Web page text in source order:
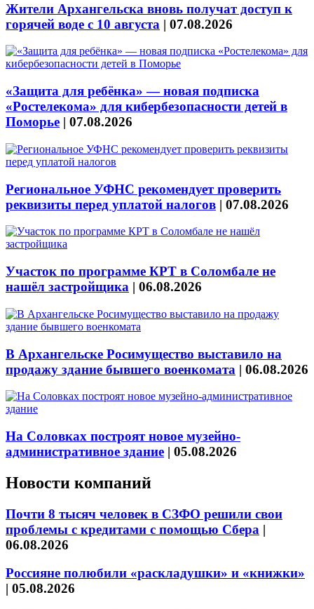
Жители Архангельска вновь получат доступ к
горячей воде с 10 августа | 07.08.2026
«Защита для ребёнка» — новая подписка
«Ростелекома» для кибербезопасности детей в
Поморье | 07.08.2026
Региональное УФНС рекомендует проверить
реквизиты перед уплатой налогов | 07.08.2026
Участок по программе КРТ в Соломбале не
нашёл застройщика | 06.08.2026
В Архангельске Росимущество выставило на
продажу здание бывшего военкомата | 06.08.2026
На Соловках построят новое музейно-
административное здание | 05.08.2026
Новости компаний
Почти 8 тысяч человек в СЗФО решили свои
проблемы с кредитами с помощью Сбера |
06.08.2026
Россияне полюбили «раскладушки» и «книжки»
| 05.08.2026